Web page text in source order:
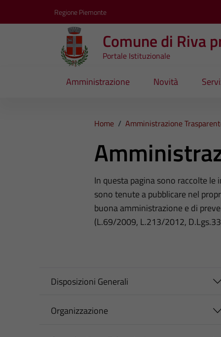
Regione Piemonte
Comune di Riva
Portale Istituzionale
Amministrazione Novità
Home / Amministrazione
In questa pagina sono raccolte
sono tenute a pubblicare nel
buona amministrazione e di
(L.69/2009, L.213/2012,
Disposizioni Generali
Organizzazione